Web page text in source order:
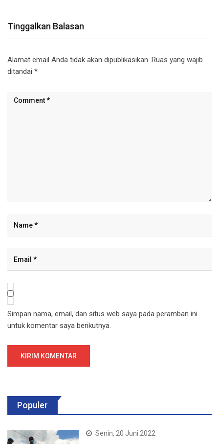
Tinggalkan Balasan
Alamat email Anda tidak akan dipublikasikan. Ruas yang wajib
ditandai *
Simpan nama, email, dan situs web saya pada peramban ini
untuk komentar saya berikutnya.
Populer
Senin, 20 Juni 2022